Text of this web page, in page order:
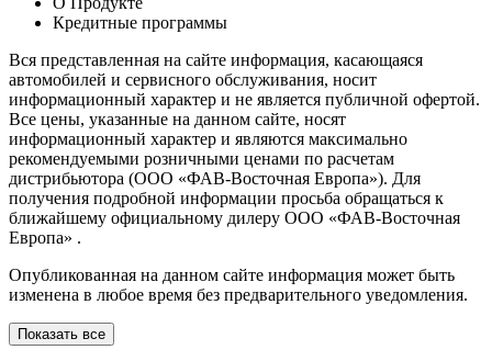
Кредитные программы
Вся представленная на сайте информация, касающаяся
автомобилей и сервисного обслуживания, носит
информационный характер и не является публичной офертой.
Все цены, указанные на данном сайте, носят
информационный характер и являются максимально
рекомендуемыми розничными ценами по расчетам
дистрибьютора (ООО «ФАВ-Восточная Европа»). Для
получения подробной информации просьба обращаться к
ближайшему официальному дилеру ООО «ФАВ-Восточная
Европа» .
Опубликованная на данном сайте информация может быть
изменена в любое время без предварительного уведомления.
Показать все